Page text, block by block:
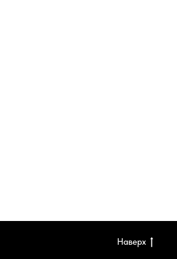
Наверх